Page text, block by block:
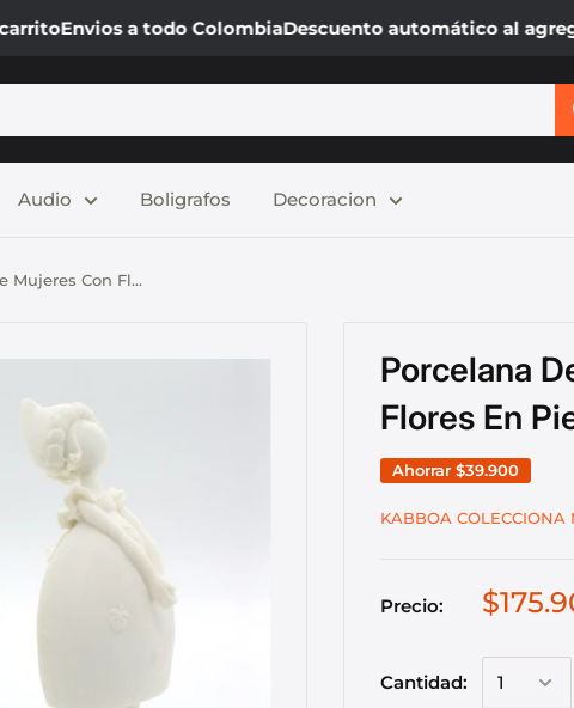
Envios a todo ColombiaDescuento automático al
Audio Boligrafos Decoracion
Mujeres Con Fl...
Porcelana
Flores En
Ahorrar $39.900
KABBOA COLECCIONA
Precio:
Cantidad: